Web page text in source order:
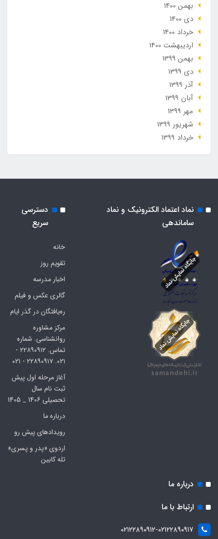
بهمن 1400
دی 1400
خرداد 1400
ارديبهشت 1400
بهمن 1399
دی 1399
آذر 1399
آبان 1399
مهر 1399
شهریور 1399
خرداد 1399
نماد اعتماد الکترونیک و نماد
ساماندهی
دسترسی
سریع
خانه
تقویم روز
اخبار مدرسه
گالری عکس و فیلم
ره‌یافتگان در گذر ایام
مرکز مشاوره
روانشناسی. شماره
تماس. ۲۲۸۹۰۹۱۲ -
۰۲۱. ۲۲۸۹۰۹۱۷ - ۰۲۱
آغاز مرحله اول پیش
ثبت نام سال
تحصیلی 1406 _ 1405
درباره ما
رویدادهای پیش رو
اردوی «پدر و پسری»
تله کابین
درباره ما
ارتباط با ما
۰۲۱۲۲۸۹۰۹۱۲-۰۲۱۲۲۸۹۰۹۱۷